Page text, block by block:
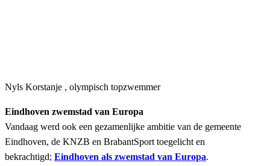
Nyls Korstanje , olympisch topzwemmer
Eindhoven zwemstad van Europa
Vandaag werd ook een gezamenlijke ambitie van de gemeente
Eindhoven, de KNZB en BrabantSport toegelicht en
bekrachtigd; Eindhoven als zwemstad van Europa.